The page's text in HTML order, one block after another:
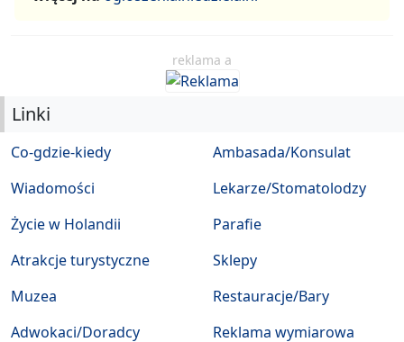
reklama a
Linki
Co-gdzie-kiedy
Wiadomości
Życie w Holandii
Atrakcje turystyczne
Muzea
Ambasada/Konsulat
Lekarze/Stomatolodzy
Parafie
Sklepy
Restauracje/Bary
Adwokaci/Doradcy
Reklama wymiarowa